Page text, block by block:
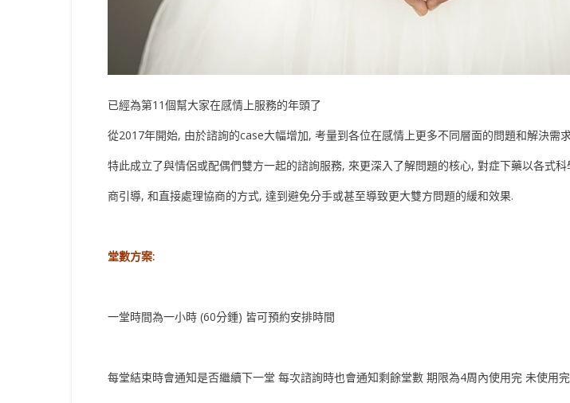
已經為第11個幫大家在感情上服務的年頭了
從2017年開始, 由於諮詢的case大幅增加, 考量到各位在感情上更多不同層面的問題和解決需
特此成立了與情侶或配偶們雙方一起的諮詢服務, 來更深入了解問題的核心, 對症下藥以各式
商引導, 和直接處理協商的方式, 達到避免分手或甚至導致更大雙方問題的緩和效果.
堂數方案:
一堂時間為一小時 (60分鍾) 皆可預約安排時間
每堂結束時會通知是否繼續下一堂 每次諮詢時也會通知剩餘堂數 期限為4周內使用完 未使用